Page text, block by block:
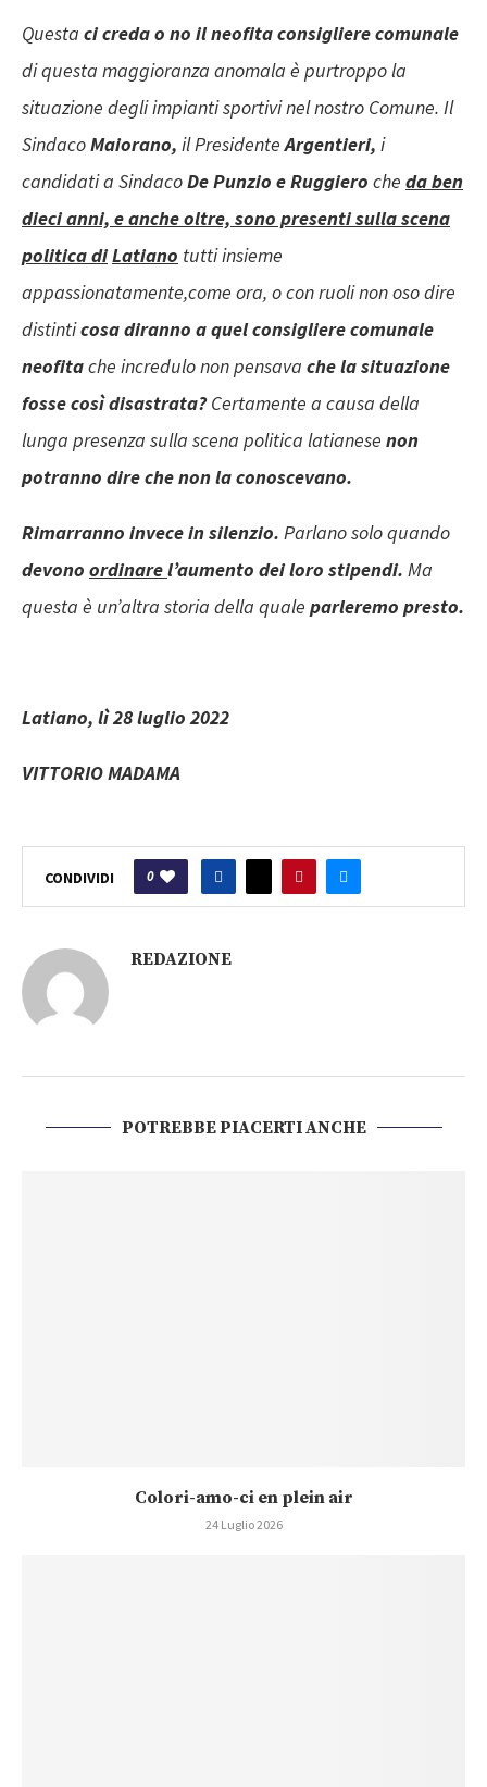
Questa ci creda o no il neofita consigliere comunale
di questa maggioranza anomala è purtroppo la
situazione degli impianti sportivi nel nostro Comune. Il
SindacoMaiorano, il PresidenteArgentieri, i
candidati a SindacoDe Punzio e Ruggiero che da ben
dieci anni, e anche oltre, sono presenti sulla scena
politica diLatiano tutti insieme
appassionatamente,come ora, o con ruoli non oso dire
distinticosa diranno a quel consigliere comunale
neofitache incredulo non pensava che la situazione
fosse così disastrata?Certamente a causa della
lunga presenza sulla scena politica latianese non
potranno dire che non la conoscevano.
Rimarranno invece in silenzio. Parlano solo quando
devono ordinarel’aumento dei loro stipendi. Ma
questa è un’altra storia della quale parleremo presto.
Latiano, lì 28 luglio 2022
VITTORIO MADAMA
CONDIVIDI 0
REDAZIONE
POTREBBE PIACERTI ANCHE
Colori-amo-ci en plein air
24 Luglio 2026